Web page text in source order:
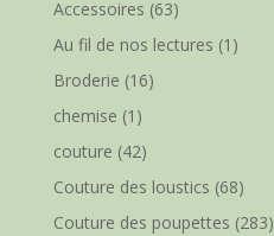
Accessoires (63)
Au fil de nos lectures (1)
Broderie (16)
chemise (1)
couture (42)
Couture des loustics (68)
Couture des poupettes (283)